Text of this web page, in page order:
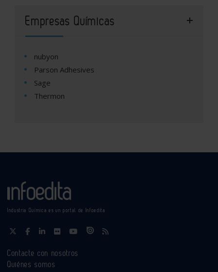
Empresas Químicas
nubyon
Parson Adhesives
Sage
Thermon
Industria Química es un portal de Infoedita
Contacte con nosotros
Quiénes somos